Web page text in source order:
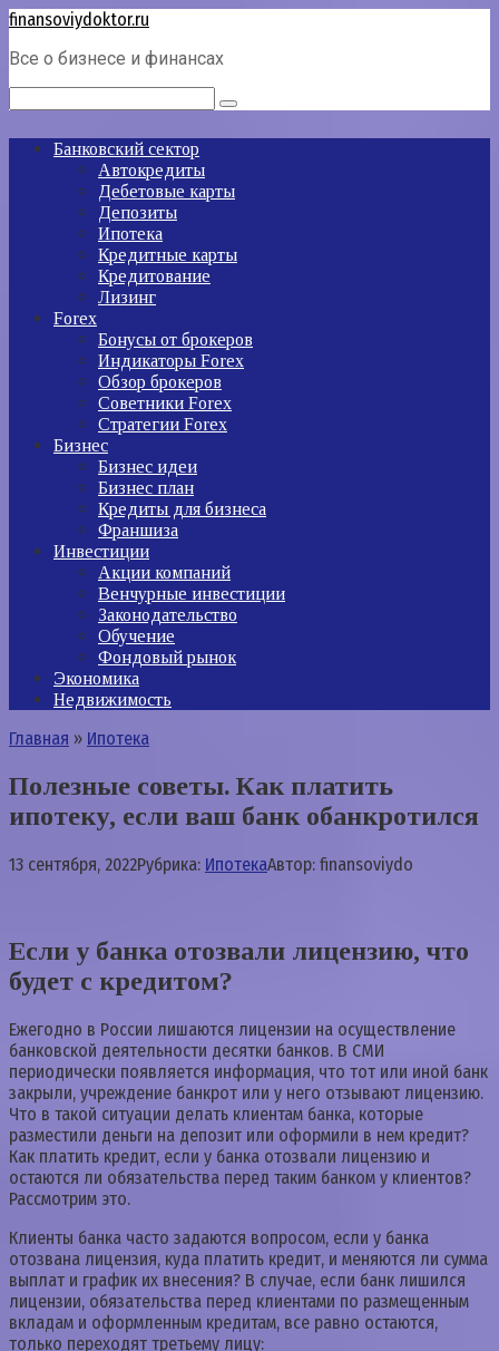
Перейти
контенту
finansoviydoktor.ru
Все о бизнесе и финансах
Банковский сектор
Автокредиты
Дебетовые карты
Депозиты
Ипотека
Кредитные карты
Кредитование
Лизинг
Forex
Бонусы от брокеров
Индикаторы Forex
Обзор брокеров
Советники Forex
Стратегии Forex
Бизнес
Бизнес идеи
Бизнес план
Кредиты для бизнеса
Франшиза
Инвестиции
Акции компаний
Венчурные инвестиции
Законодательство
Обучение
Фондовый рынок
Экономика
Недвижимость
Главная » Ипотека
Полезные советы. Как платить
ипотеку, если ваш банк обанкротился
13 сентября, 2022Рубрика: ИпотекаАвтор: finansoviydo
Если у банка отозвали лицензию, что
будет с кредитом?
Ежегодно в России лишаются лицензии на осуществление
банковской деятельности десятки банков. В СМИ
периодически появляется информация, что тот или иной банк
закрыли, учреждение банкрот или у него отзывают лицензию.
Что в такой ситуации делать клиентам банка, которые
разместили деньги на депозит или оформили в нем кредит?
Как платить кредит, если у банка отозвали лицензию и
остаются ли обязательства перед таким банком у клиентов?
Рассмотрим это.
Клиенты банка часто задаются вопросом, если у банка
отозвана лицензия, куда платить кредит, и меняются ли сумма
выплат и график их внесения? В случае, если банк лишился
лицензии, обязательства перед клиентами по размещенным
вкладам и оформленным кредитам, все равно остаются,
только переходят третьему лицу: